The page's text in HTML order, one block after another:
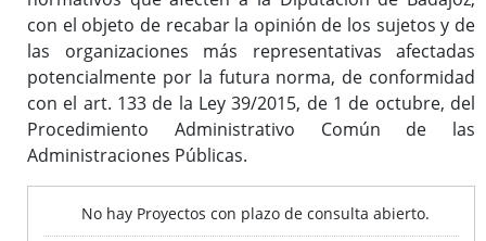
Inicio
con el objeto de recabar la opinión de los sujetos y de
las organizaciones más representativas afectadas
potencialmente por la futura norma, de conformidad
con el art. 133 de la Ley 39/2015, de 1 de octubre, del
Procedimiento Administrativo Común de las
Administraciones Públicas.
No hay Proyectos con plazo de consulta abierto.